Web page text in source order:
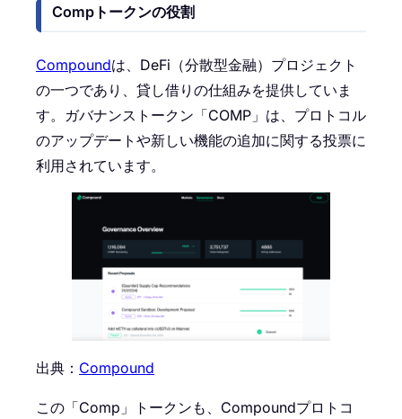
Compトークンの役割
Compoundは、DeFi（分散型金融）プロジェクト
の一つであり、貸し借りの仕組みを提供していま
す。ガバナンストークン「COMP」は、プロトコル
のアップデートや新しい機能の追加に関する投票に
利用されています。
出典： Compound
この「Comp」トークンも、Compoundプロトコ